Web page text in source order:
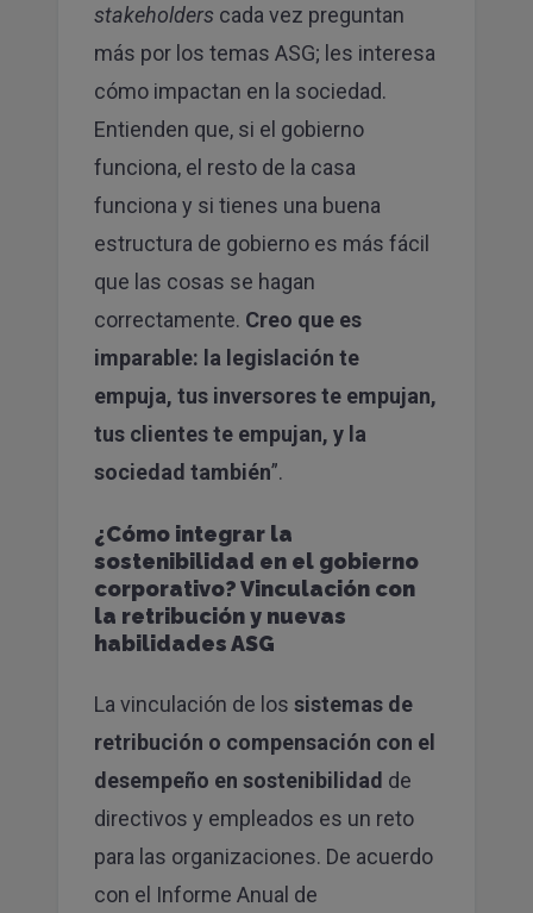
stakeholders cada vez preguntan
más por los temas ASG; les interesa
cómo impactan en la sociedad.
Entienden que, si el gobierno
funciona, el resto de la casa
funciona y si tienes una buena
estructura de gobierno es más fácil
que las cosas se hagan
correctamente. Creo que es
imparable: la legislación te
empuja, tus inversores te empujan,
tus clientes te empujan, y la
sociedad también”.
¿Cómo integrar la
sostenibilidad en el gobierno
corporativo? Vinculación con
la retribución y nuevas
habilidades ASG
La vinculación de los sistemas de
retribución o compensación con el
desempeño en sostenibilidad de
directivos y empleados es un reto
para las organizaciones. De acuerdo
con el Informe Anual de